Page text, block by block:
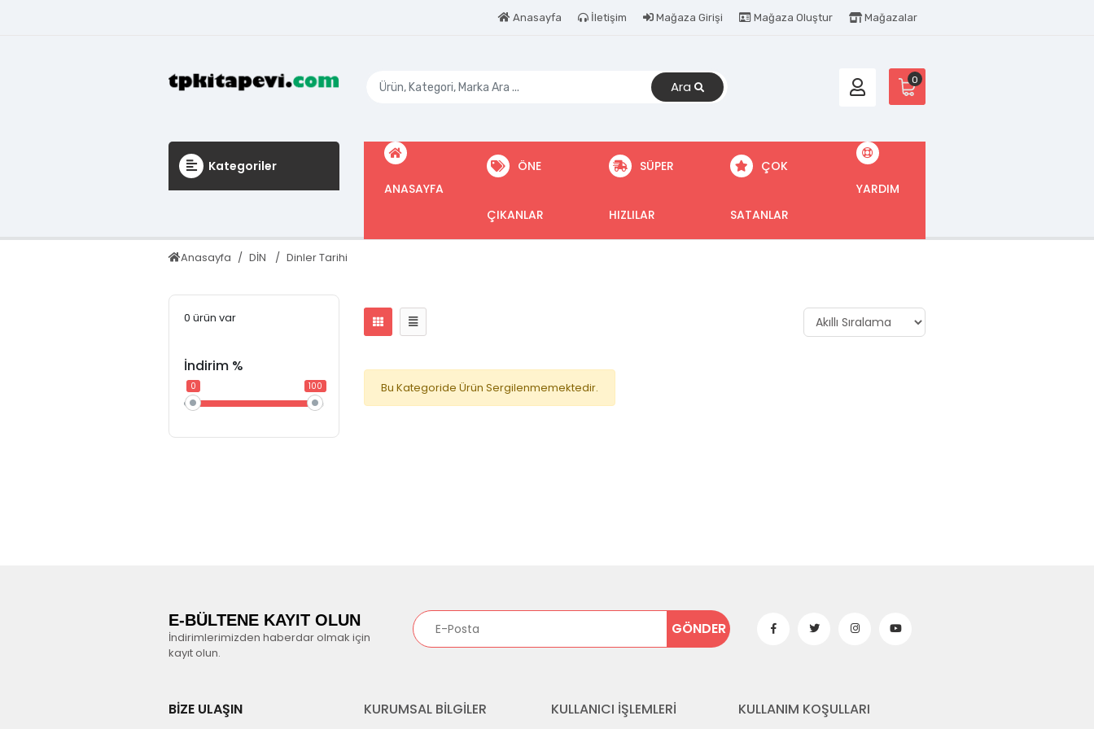
Anasayfa İletişim Mağaza Girişi Mağaza Oluştur Mağazalar
Ara 0
Kategoriler
ANASAYFA
ÖNE
ÇIKANLAR
SÜPER
HIZLILAR
ÇOK
SATANLAR
YARDIM
Anasayfa DİN Dinler Tarihi
0 ürün var
İndirim %
0 100 Bu Kategoride Ürün Sergilenmemektedir.
E-BÜLTENE KAYIT OLUN
İndirimlerimizden haberdar olmak için
kayıt olun.
BİZE ULAŞIN KURUMSAL BİLGİLER KULLANICI İŞLEMLERİ KULLANIM KOŞULLARI